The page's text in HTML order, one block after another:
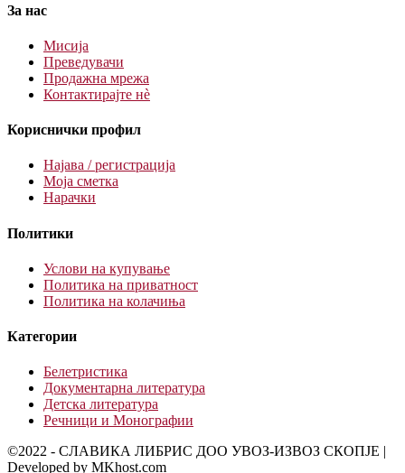
За нас
Мисија
Преведувачи
Продажна мрежа
Контактирајте нè
Кориснички профил
Најава / регистрација
Моја сметка
Нарачки
Политики
Услови на купување
Политика на приватност
Политика на колачиња
Категории
Белетристика
Документарна литература
Детска литература
Речници и Монографии
©2022 - СЛАВИКА ЛИБРИС ДОО УВОЗ-ИЗВОЗ СКОПЈЕ |
Developed by MKhost.com